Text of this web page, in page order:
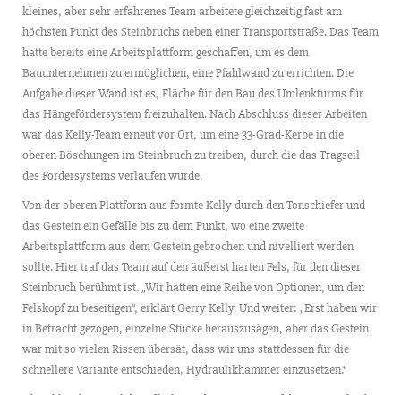
kleines, aber sehr erfahrenes Team arbeitete gleichzeitig fast am
höchsten Punkt des Steinbruchs neben einer Transportstraße. Das Team
hatte bereits eine Arbeitsplattform geschaffen, um es dem
Bauunternehmen zu ermöglichen, eine Pfahlwand zu errichten. Die
Aufgabe dieser Wand ist es, Fläche für den Bau des Umlenkturms für
das Hängefördersystem freizuhalten. Nach Abschluss dieser Arbeiten
war das Kelly-Team erneut vor Ort, um eine 33-Grad-Kerbe in die
oberen Böschungen im Steinbruch zu treiben, durch die das Tragseil
des Fördersystems verlaufen würde.
Von der oberen Plattform aus formte Kelly durch den Tonschiefer und
das Gestein ein Gefälle bis zu dem Punkt, wo eine zweite
Arbeitsplattform aus dem Gestein gebrochen und nivelliert werden
sollte. Hier traf das Team auf den äußerst harten Fels, für den dieser
Steinbruch berühmt ist. „Wir hatten eine Reihe von Optionen, um den
Felskopf zu beseitigen“, erklärt Gerry Kelly. Und weiter: „Erst haben wir
in Betracht gezogen, einzelne Stücke herauszusägen, aber das Gestein
war mit so vielen Rissen übersät, dass wir uns stattdessen für die
schnellere Variante entschieden, Hydraulikhämmer einzusetzen.“